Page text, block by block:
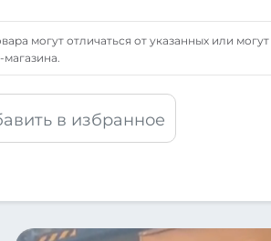
могут отличаться от указанных или
в избранное